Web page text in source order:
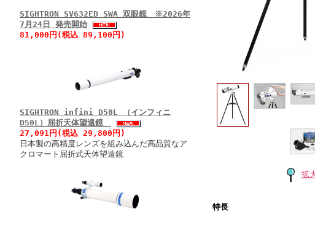
SIGHTRON SV632ED SWA 双眼鏡 ※2026年
7月24日 発売開始
81,000円(税込 89,100円)
SIGHTRON infini D50L （インフィニ
D50L）屈折天体望遠鏡
27,091円(税込 29,800円)
日本製の高精度レンズを組み込んだ高品質なア
クロマート屈折式天体望遠鏡
拡
特長